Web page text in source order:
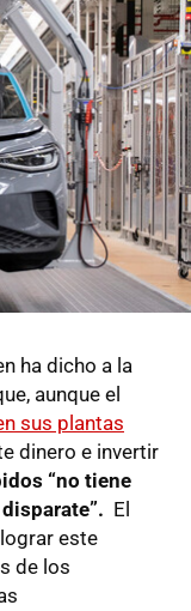
ha dicho a la
aunque el
sus plantas
dinero e invertir
“no tiene
El
este
de los